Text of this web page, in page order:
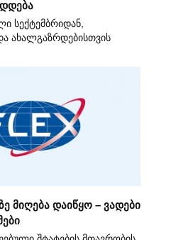
სექტემბრიდან,
ახალგაზრდებისთვის
მიღება დაიწყო – ვადები